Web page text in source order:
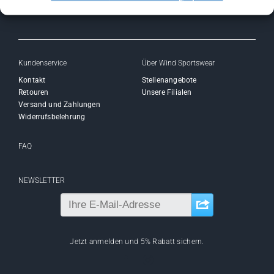
Kundenservice
Kontakt
Retouren
Versand und Zahlungen
Widerrufsbelehrung
Über Wind Sportswear
Stellenangebote
Unsere Filialen
FAQ
NEWSLETTER
Jetzt anmelden und 5% Rabatt sichern.